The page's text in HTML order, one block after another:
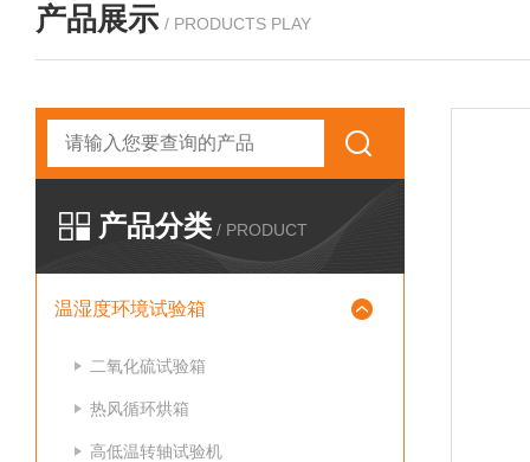
产品展示 / PRODUCTS PLAY
产品分类 / PRODUCT
温湿度环境试验箱
二氧化硫试验箱
热风循环烘箱
高低温转轴试验机